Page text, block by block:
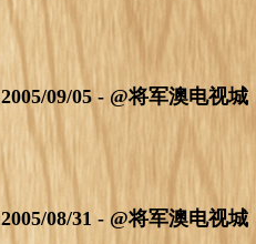
2005/09/05 - @将军澳电视城
2005/08/31 - @将军澳电视城